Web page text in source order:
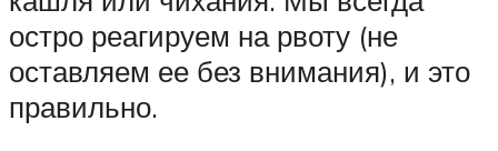
остро реагируем на рвоту (не
оставляем ее без внимания), и это
правильно.